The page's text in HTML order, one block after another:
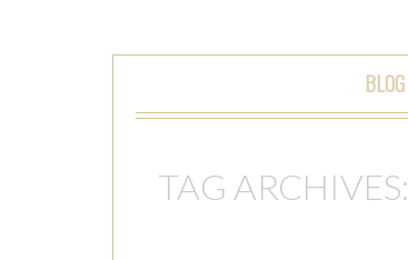
BLOG
TAG ARCHIVES: